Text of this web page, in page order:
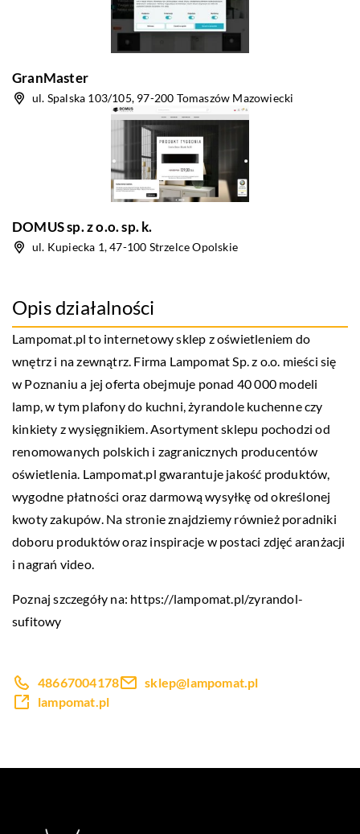
GranMaster
ul. Spalska 103/105, 97-200 Tomaszów Mazowiecki
DOMUS sp. z o.o. sp. k.
ul. Kupiecka 1, 47-100 Strzelce Opolskie
Opis działalności
Lampomat.pl to internetowy sklep z oświetleniem do
wnętrz i na zewnątrz. Firma Lampomat Sp. z o.o. mieści się
w Poznaniu a jej oferta obejmuje ponad 40 000 modeli
lamp, w tym plafony do kuchni, żyrandole kuchenne czy
kinkiety z wysięgnikiem. Asortyment sklepu pochodzi od
renomowanych polskich i zagranicznych producentów
oświetlenia. Lampomat.pl gwarantuje jakość produktów,
wygodne płatności oraz darmową wysyłkę od określonej
kwoty zakupów. Na stronie znajdziemy również poradniki
doboru produktów oraz inspiracje w postaci zdjęć aranżacji
i nagrań video.
Poznaj szczegóły na: https://lampomat.pl/zyrandol-
sufitowy
48667004178
sklep@lampomat.pl
lampomat.pl